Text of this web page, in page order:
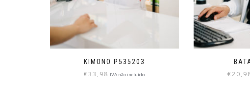
KIMONO P535203
€33,98 IVA não incluído €